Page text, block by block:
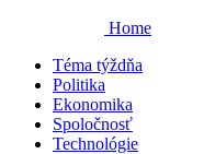
Home
Téma týždňa
Politika
Ekonomika
Spoločnosť
Technológie